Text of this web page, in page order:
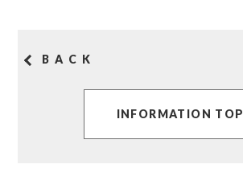
BACK
INFORMATION TOP